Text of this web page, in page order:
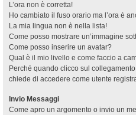
L’ora non è corretta!
Ho cambiato il fuso orario ma l’ora è
La mia lingua non è nella lista!
Come posso mostrare un’immagine
Come posso inserire un avatar?
Qual è il mio livello e come faccio a
Perché quando clicco sul
chiede di accedere come utente
Invio Messaggi
Come apro un argomento o invio un